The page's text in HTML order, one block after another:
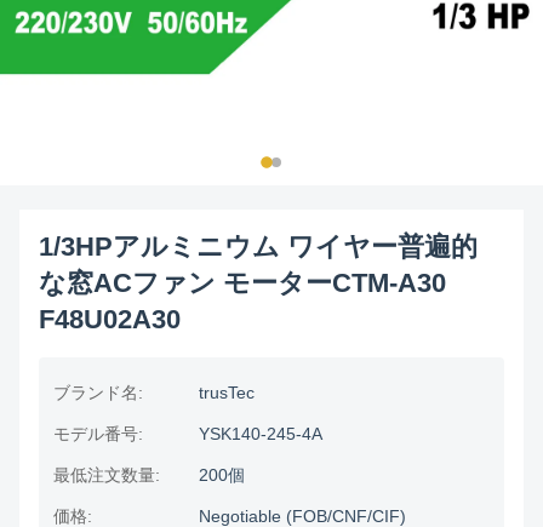
1/3HPアルミニウム ワイヤー普遍的
な窓ACファン モーターCTM-A30
F48U02A30
ブランド名: trusTec
モデル番号: YSK140-245-4A
最低注文数量: 200個
価格: Negotiable (FOB/CNF/CIF)